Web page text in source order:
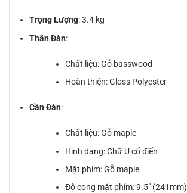
Trọng Lượng: 3.4 kg
Thân Đàn:
Chất liệu: Gỗ basswood
Hoàn thiện: Gloss Polyester
Cần Đàn:
Chất liệu: Gỗ maple
Hình dạng: Chữ U cổ điển
Mặt phím: Gỗ maple
Độ cong mặt phím: 9.5″ (241mm)